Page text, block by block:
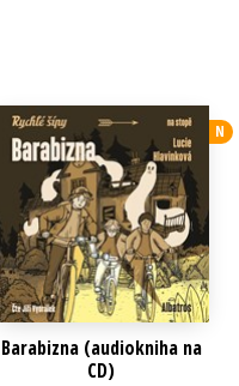
N
Barabizna (audiokniha na
CD)